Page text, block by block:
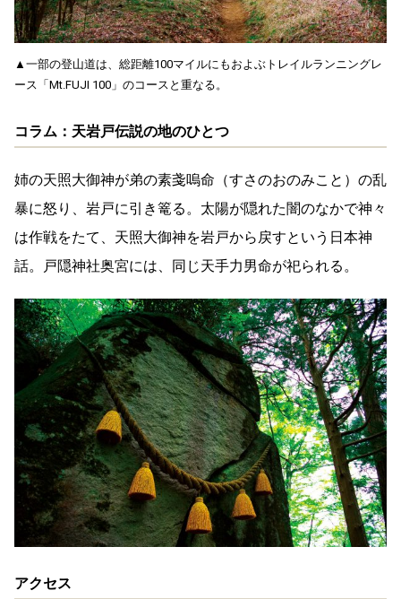
▲一部の登山道は、総距離100マイルにもおよぶトレイルランニングレ
ース「Mt.FUJI 100」のコースと重なる。
コラム：天岩戸伝説の地のひとつ
姉の天照大御神が弟の素戔嗚命（すさのおのみこと）の乱
暴に怒り、岩戸に引き篭る。太陽が隠れた闇のなかで神々
は作戦をたて、天照大御神を岩戸から戻すという日本神
話。戸隠神社奥宮には、同じ天手力男命が祀られる。
アクセス